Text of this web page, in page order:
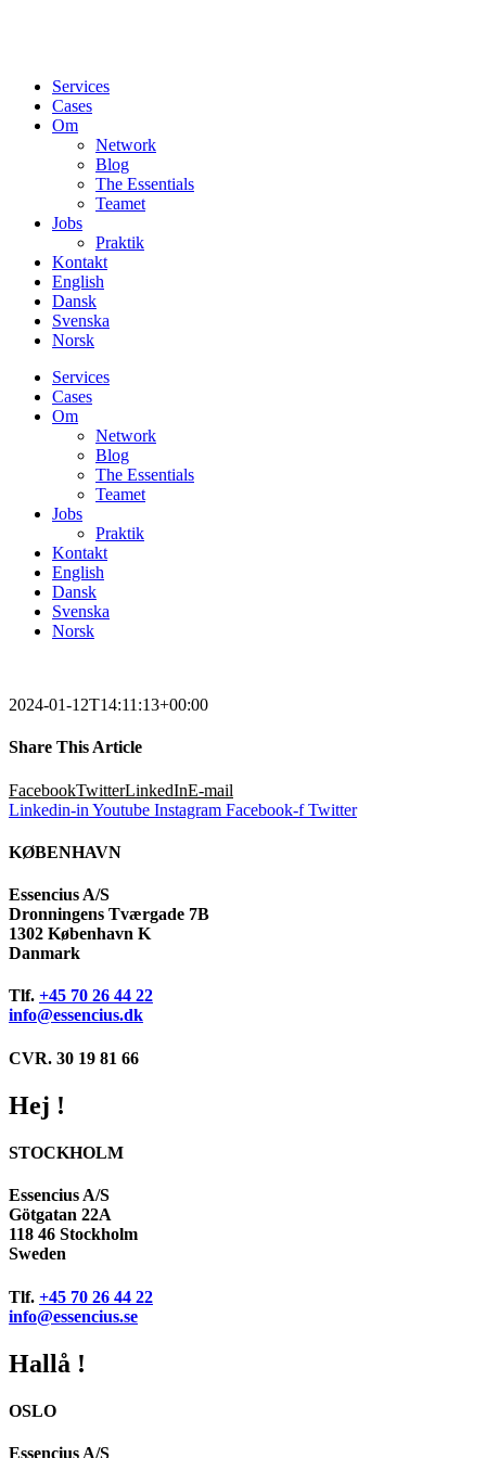
Services
Cases
Om
Network
Blog
The Essentials
Teamet
Jobs
Praktik
Kontakt
English
Dansk
Svenska
Norsk
Services
Cases
Om
Network
Blog
The Essentials
Teamet
Jobs
Praktik
Kontakt
English
Dansk
Svenska
Norsk
2024-01-12T14:11:13+00:00
Share This Article
FacebookTwitterLinkedInE-mail
Linkedin-in Youtube Instagram Facebook-f Twitter
KØBENHAVN
Essencius A/S
Dronningens Tværgade 7B
1302 København K
Danmark
Tlf. +45 70 26 44 22
info@essencius.dk
CVR. 30 19 81 66
Hej !
STOCKHOLM
Essencius A/S
Götgatan 22A
118 46 Stockholm
Sweden
Tlf. +45 70 26 44 22
info@essencius.se
Hallå !
OSLO
Essencius A/S